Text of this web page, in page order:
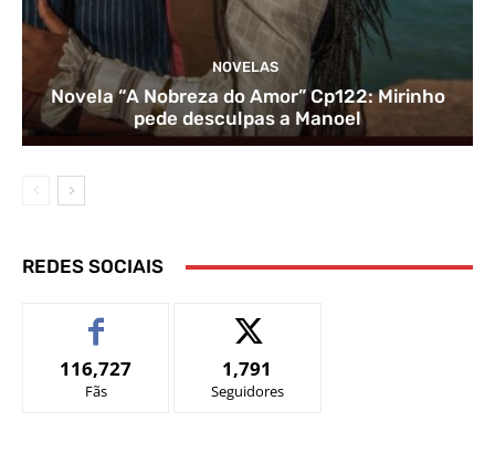
NOVELAS
Novela “A Nobreza do Amor” Cp122: Mirinho
pede desculpas a Manoel
REDES SOCIAIS
116,727
Fãs
1,791
Seguidores